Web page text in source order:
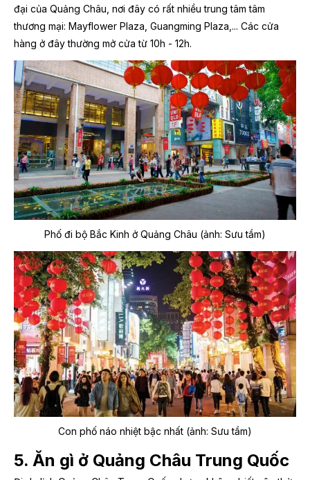
đại của Quảng Châu, nơi đây có rất nhiều trung tâm tâm
thương mại: Mayflower Plaza, Guangming Plaza,... Các cửa
hàng ở đây thường mở cửa từ 10h - 12h.
Phố đi bộ Bắc Kinh ở Quảng Châu (ảnh: Sưu tầm)
Con phố náo nhiệt bậc nhất (ảnh: Sưu tầm)
5. Ăn gì ở Quảng Châu Trung Quốc